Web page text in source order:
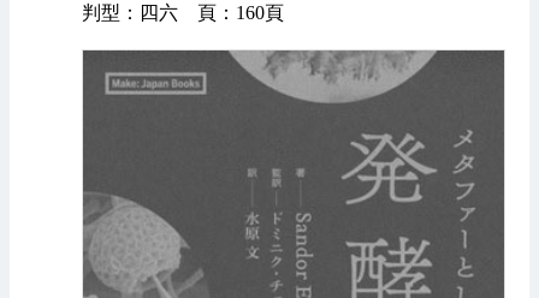
判型：四六 頁：160頁